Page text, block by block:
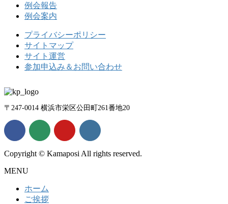
例会報告
例会案内
プライバシーポリシー
サイトマップ
サイト運営
参加申込み＆お問い合わせ
〒247-0014 横浜市栄区公田町261番地20
Copyright © Kamaposi All rights reserved.
MENU
ホーム
ご挨拶